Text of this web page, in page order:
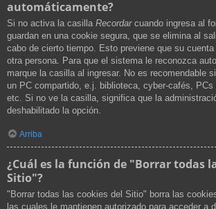
automáticamente?
Si no activa la casilla Recordarcuando ingresa al
guardan en una cookie segura, que se elimina al
cabo de cierto tiempo. Esto previene que su
otra persona. Para que el sistema le reconozca
marque la casilla al ingresar. No es recomendable
un PC compartido, e.j. biblioteca, cyber-cafés, PCs
etc. Si no ve la casilla, significa que la
deshabilitado la opción.
Arriba
¿Cuál es la función de "Borrar todas
Sitio"?
"Borrar todas las cookies del Sitio" borra las
las cuales le mantienen autorizado para acceder a